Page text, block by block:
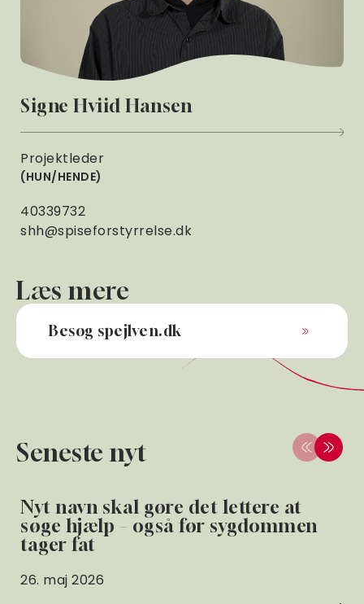
Signe Hviid Hansen
Projektleder
HUN/HENDE
40339732
shh@spiseforstyrrelse.dk
Læs mere
Besøg spejlven.dk
Seneste nyt
Nyt navn skal gøre det lettere at
søge hjælp – også før sygdommen
tager fat
26. maj 2026